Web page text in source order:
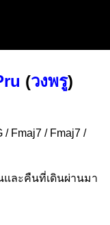
(วงพรู)
/ Fmaj7 / Fmaj7 /
และคืนที่เดินผ่านมา